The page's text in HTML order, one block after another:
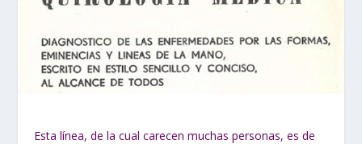
Esta línea, de la cual carecen muchas personas, es de